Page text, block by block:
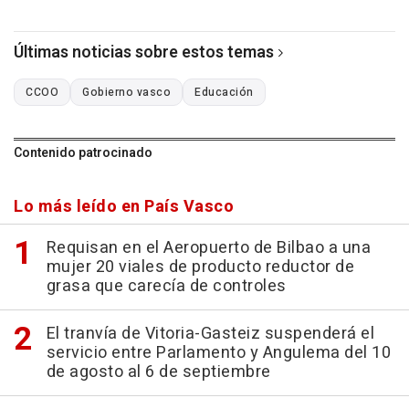
Últimas noticias sobre estos temas
CCOO Gobierno vasco Educación
Contenido patrocinado
Lo más leído en País Vasco
Requisan en el Aeropuerto de Bilbao a una
mujer 20 viales de producto reductor de
grasa que carecía de controles
El tranvía de Vitoria-Gasteiz suspenderá el
servicio entre Parlamento y Angulema del 10
de agosto al 6 de septiembre